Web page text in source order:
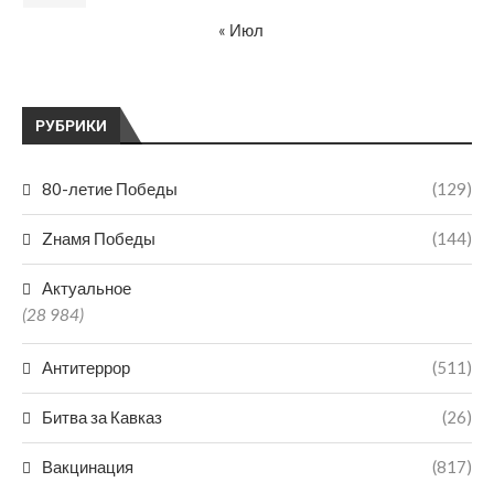
РУБРИКИ
80-летие Победы (129)
Zнамя Победы (144)
Актуальное
(28 984)
Антитеррор (511)
Битва за Кавказ (26)
Вакцинация (817)
« Июл